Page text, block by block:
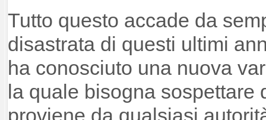
Tutto questo accade da
disastrata di questi ultimi
ha conosciuto una nuova
la quale bisogna sospettare
proviene da qualsiasi